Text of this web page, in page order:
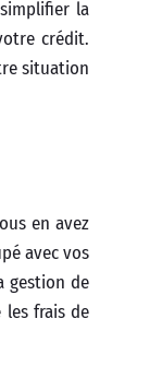
la
crédit.
situation
en avez
avec vos
gestion de
les frais de